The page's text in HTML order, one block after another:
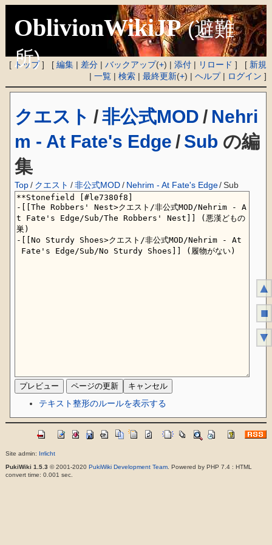
OblivionWikiJP (避難
所)
[ トップ] [編集 | 差分 |バックアップ(+) |添付 | リロード ] [ 新規
|一覧 |検索 |最終更新(+) |ヘルプ| ログイン ]
クエスト /非公式MOD / Nehri
m - At Fate's Edge / Sub の編
集
Top / クエスト /非公式MOD/ Nehrim - At Fate's Edge/ Sub
テキスト整形のルールを表示する
Site admin: Irrlicht
PukiWiki 1.5.3 © 2001-2020 PukiWiki Development Team. Powered by PHP 7.4 : HTML
convert time: 0.001 sec.
▲
■
▼